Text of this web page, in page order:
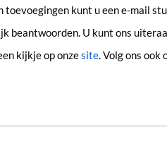
toevoegingen kunt u een e-mail
beantwoorden. U kunt ons
kijkje op onzesite. Volg ons ook